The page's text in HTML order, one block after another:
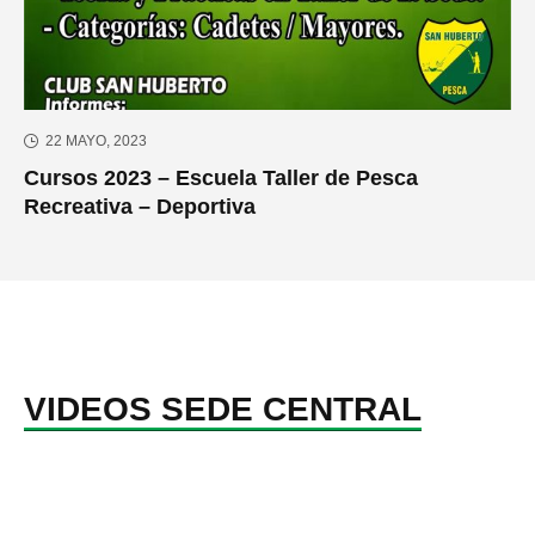
22 MAYO, 2023
Cursos 2023 – Escuela Taller de Pesca
Recreativa – Deportiva
VIDEOS SEDE CENTRAL